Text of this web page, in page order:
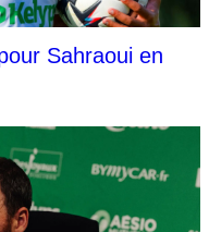
Sahraoui en